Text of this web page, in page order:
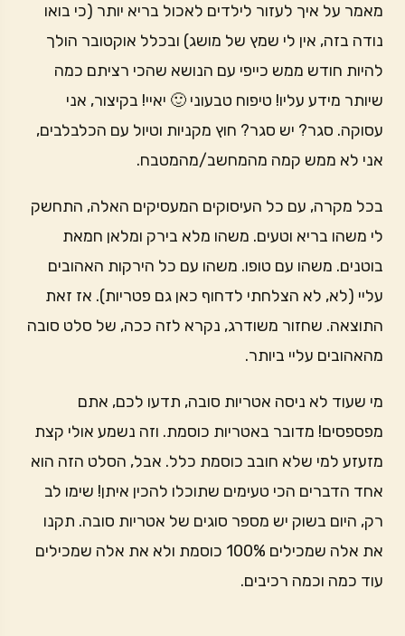
מאמר על איך לעזור לילדים לאכול בריא יותר (כי בואו
נודה בזה, אין לי שמץ של מושג) ובכלל אוקטובר הולך
להיות חודש ממש כייפי עם הנושא שהכי רציתם כמה
שיותר מידע עליו! טיפוח טבעוני 🙂 יאיי! בקיצור, אני
עסוקה. סגר? יש סגר? חוץ מקניות וטיול עם הכלבלבים,
אני לא ממש קמה מהמחשב/מהמטבח.
בכל מקרה, עם כל העיסוקים המעסיקים האלה, התחשק
לי משהו בריא וטעים. משהו מלא בירק ומלאן חמאת
בוטנים. משהו עם טופו. משהו עם כל הירקות האהובים
עליי (לא, לא הצלחתי לדחוף כאן גם פטריות). אז זאת
התוצאה. שחזור משודרג, נקרא לזה ככה, של סלט סובה
מהאהובים עליי ביותר.
מי שעוד לא ניסה אטריות סובה, תדעו לכם, אתם
מפספסים! מדובר באטריות כוסמת. וזה נשמע אולי קצת
מזעזע למי שלא חובב כוסמת כלל. אבל, הסלט הזה הוא
אחד הדברים הכי טעימים שתוכלו להכין איתן! שימו לב
רק, היום בשוק יש מספר סוגים של אטריות סובה. תקנו
את אלה שמכילים 100% כוסמת ולא את אלה שמכילים
עוד כמה וכמה רכיבים.